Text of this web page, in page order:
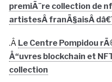
premiÃ¨re collection de
artistesÂ franÃ§aisÂ
.Â Le Centre Pompidou
Å“uvres blockchain et
collection